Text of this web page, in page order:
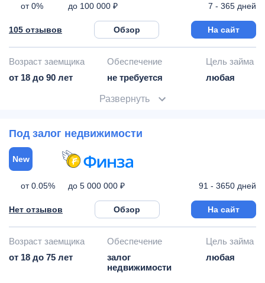
от 0% до 100 000 ₽ 7 - 365 дней
105 отзывов Обзор На сайт
Возраст заемщика Обеспечение
Цель займа
от 18 до 90 лет
не требуется любая
Развернуть
Под залог недвижимости
New
от 0.05% до 5 000 000 ₽ 91 - 3650 дней
Нет отзывов Обзор На сайт
Возраст заемщика Обеспечение
Цель займа
от 18 до 75 лет
залог
недвижимости
любая